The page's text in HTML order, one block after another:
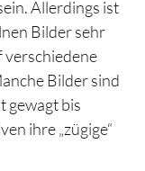
Allerdings ist
Bilder sehr
verschiedene
Bilder sind
gewagt bis
ihre „zügige“